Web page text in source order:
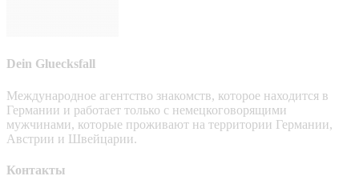
Dein Gluecksfall
Международное агентство знакомств, которое находится в
Германии и работает только с немецкоговорящими
мужчинами, которые проживают на территории Германии,
Австрии и Швейцарии.
Контакты